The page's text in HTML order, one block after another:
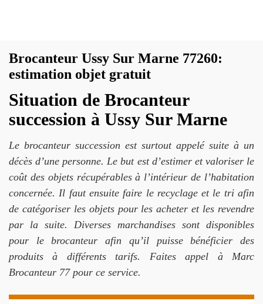
Brocanteur Ussy Sur Marne 77260:
estimation objet gratuit
Situation de Brocanteur
succession à Ussy Sur Marne
Le brocanteur succession est surtout appelé suite à un
décès d’une personne. Le but est d’estimer et valoriser le
coût des objets récupérables à l’intérieur de l’habitation
concernée. Il faut ensuite faire le recyclage et le tri afin
de catégoriser les objets pour les acheter et les revendre
par la suite. Diverses marchandises sont disponibles
pour le brocanteur afin qu’il puisse bénéficier des
produits à différents tarifs. Faites appel à Marc
Brocanteur 77 pour ce service.